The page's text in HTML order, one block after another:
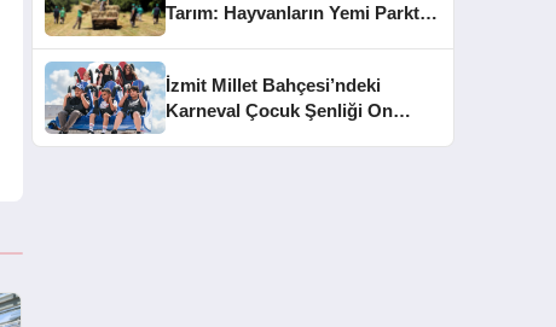
Tarım: Hayvanların Yemi Parkta
İzmit Millet Bahçesi’ndeki
Karneval Çocuk Şenliği On